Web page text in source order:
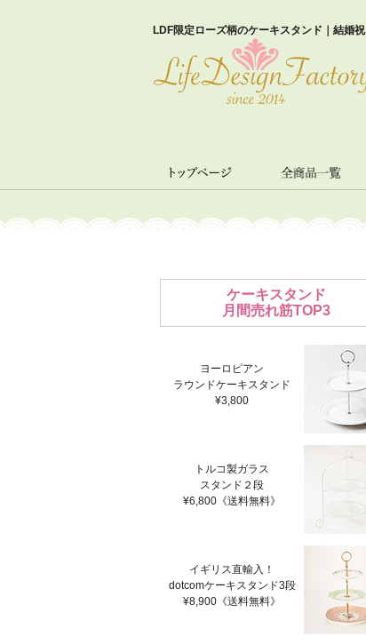
LDF限定ローズ柄のケーキスタンド｜結婚
ケーキスタンド
月間売れ筋TOP3
ヨーロピアン
ラウンドケーキスタンド
¥3,800
トルコ製ガラス
スタンド２段
¥6,800《送料無料》
イギリス直輸入！
dotcomケーキスタンド3段
¥8,900《送料無料》